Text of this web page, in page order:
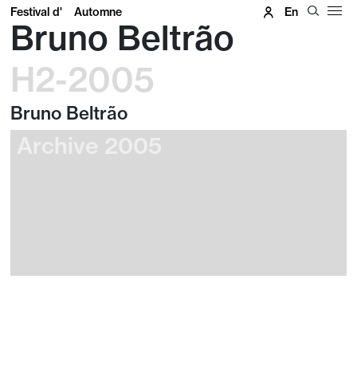
Festival d' Automne En
Bruno Beltrão
H2-2005
Bruno Beltrão